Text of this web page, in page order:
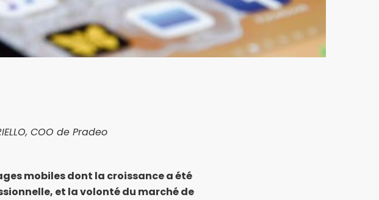
de Pradeo
mobiles dont la croissance a été
et la volonté du marché de